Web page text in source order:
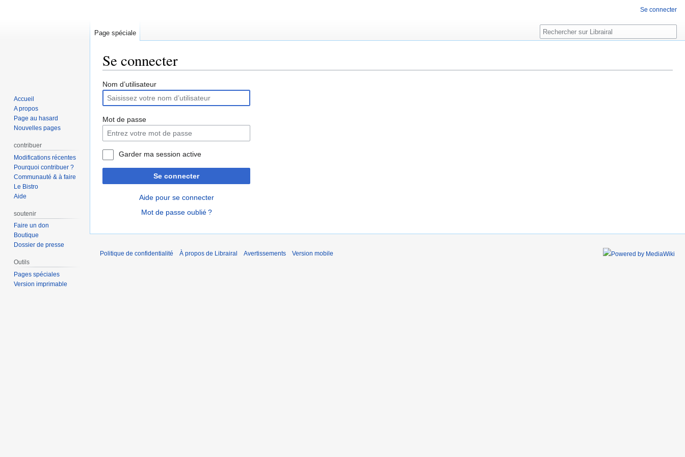
Se connecter
Aller
la
navigation
Aller
la
recherche
Nom d’utilisateur
Mot de passe
Garder ma session active
Se connecter
Aide pour se connecter
Mot de passe oublié ?
Se connecter
Page spéciale Rechercher
Accueil
A propos
Page au hasard
Nouvelles pages
contribuer
Modifications récentes
Pourquoi contribuer ?
Communauté & à faire
Le Bistro
Aide
soutenir
Faire un don
Boutique
Dossier de presse
Outils
Pages spéciales
Version imprimable
Politique de confidentialité À propos de Librairal Avertissements Version mobile